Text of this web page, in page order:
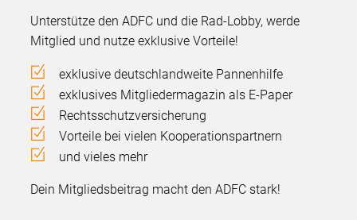
Unterstütze den ADFC und die Rad-Lobby, werde
Mitglied und nutze exklusive Vorteile!
exklusive deutschlandweite Pannenhilfe
exklusives Mitgliedermagazin als E-Paper
Rechtsschutzversicherung
Vorteile bei vielen Kooperationspartnern
und vieles mehr
Dein Mitgliedsbeitrag macht den ADFC stark!